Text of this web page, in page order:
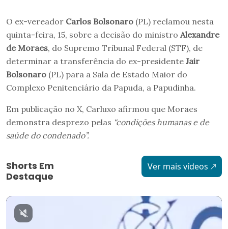
O ex-vereador Carlos Bolsonaro (PL) reclamou nesta
quinta-feira, 15, sobre a decisão do ministro Alexandre
de Moraes, do Supremo Tribunal Federal (STF), de
determinar a transferência do ex-presidente Jair
Bolsonaro (PL) para a Sala de Estado Maior do
Complexo Penitenciário da Papuda, a Papudinha.
Em publicação no X, Carluxo afirmou que Moraes
demonstra desprezo pelas “condições humanas e de
saúde do condenado”.
Shorts Em
Destaque
Ver mais vídeos